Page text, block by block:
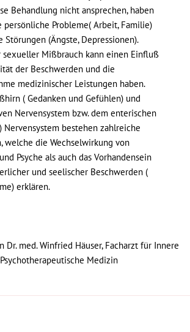
Behandlung nicht ansprechen, haben
Probleme( Arbeit, Familie)
Störungen (Ängste, Depressionen).
sexueller Mißbrauch kann einen Einfluß
der Beschwerden und die
medizinischer Leistungen haben.
( Gedanken und Gefühlen) und
Nervensystem bzw. dem enterischen
Nervensystem bestehen zahlreiche
welche die Wechselwirkung von
Psyche als auch das Vorhandensein
und seelischer Beschwerden (
erklären.
Dr. med. Winfried Häuser, Facharzt für Innere
Medizin